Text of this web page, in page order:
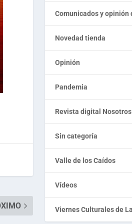
Comunicados y opinión
Novedad tienda
Opinión
Pandemia
Revista digital Nosotros
Sin categoría
Valle de los Caídos
Vídeos
Viernes Culturales de